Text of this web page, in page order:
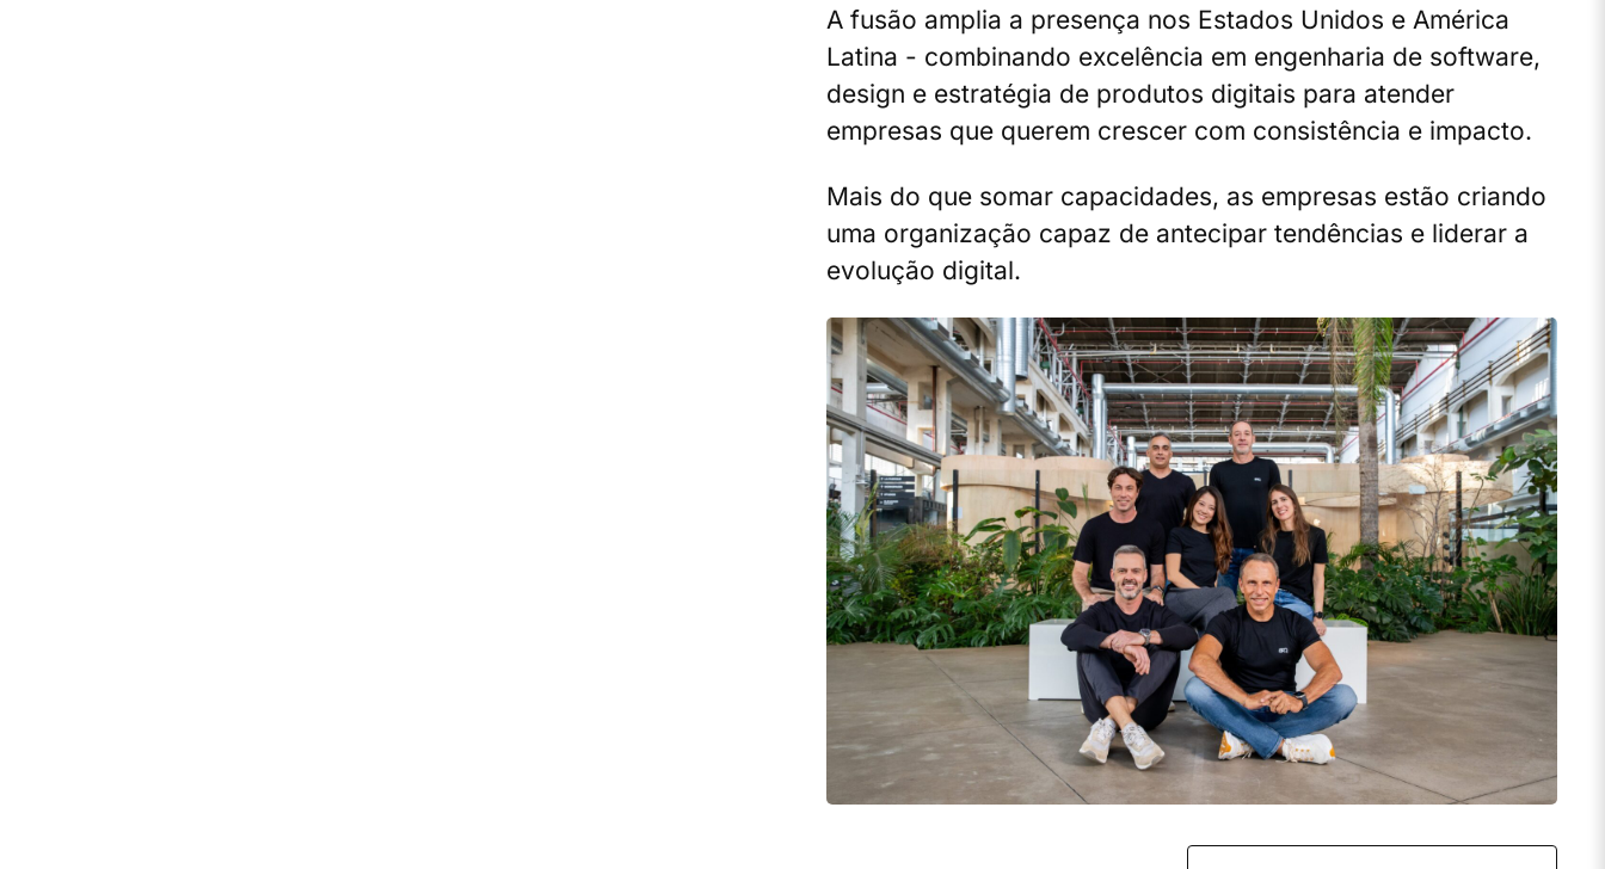
A fusão amplia a presença nos Estados Unidos e América
Latina - combinando excelência em engenharia de software,
design e estratégia de produtos digitais para atender
empresas que querem crescer com consistência e impacto.
Mais do que somar capacidades, as empresas estão criando
uma organização capaz de antecipar tendências e liderar a
evolução digital.